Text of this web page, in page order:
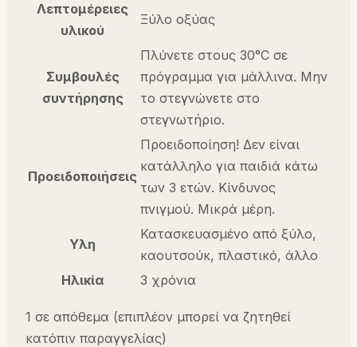
Λεπτομέρειες
υλικού
Ξύλο οξύας
Συμβουλές
συντήρησης
Πλύνετε στους 30°C σε
πρόγραμμα για μάλλινα. Μην
το στεγνώνετε στο
στεγνωτήριο.
Προειδοποιήσεις
Προειδοποίηση! Δεν είναι
κατάλληλο για παιδιά κάτω
των 3 ετών. Κίνδυνος
πνιγμού. Μικρά μέρη.
Υλη
Κατασκευασμένο από ξύλο,
καουτσούκ, πλαστικό, άλλο
Ηλικία
3 χρόνια
1 σε απόθεμα (επιπλέον μπορεί να ζητηθεί
κατόπιν παραγγελίας)